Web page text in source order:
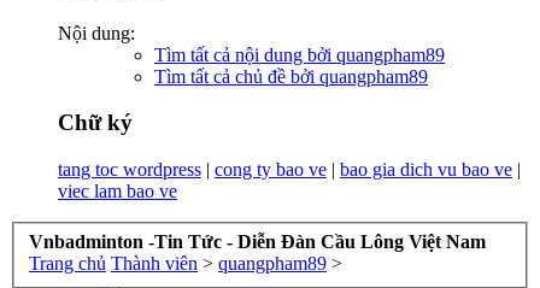
Nội dung:
Tìm tất cả nội dung bởi quangpham89
Tìm tất cả chủ đề bởi quangpham89
Chữ ký
tang toc wordpress | cong ty bao ve | bao gia dich vu bao ve |
viec lam bao ve
Vnbadminton -Tin Tức - Diễn Đàn Cầu Lông Việt Nam
Trang chủ Thành viên > quangpham89 >